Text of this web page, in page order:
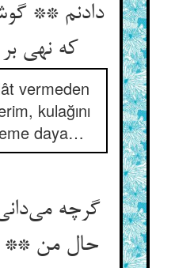
دادنم **
که نهی بر
vermeden
kulağını
daya…
گرچه
حال من **